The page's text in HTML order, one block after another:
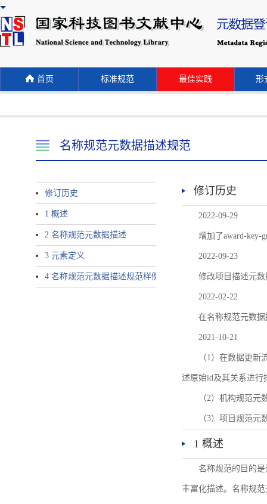
首页 标准规范 最佳实践 形
名称规范元数据描述规范
修订历史
1 概述
2 名称规范元数据描述
3 元素定义
4 名称规范元数据描述规范样例
修订历史
2022-09-29
增加了award-key-
2022-09-23
修改项目描述元
2022-02-22
在名称规范元数
2021-10-21
（1）在数据更
述原始id及其关系进行
（2）机构规范元
（3）项目规范
1 概述
名称规范的目的
丰富化描述。名称规